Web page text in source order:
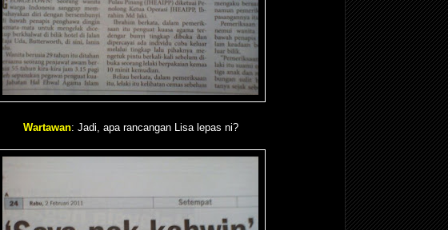
Wartawan: Jadi, apa rancangan Lisa lepas ni?